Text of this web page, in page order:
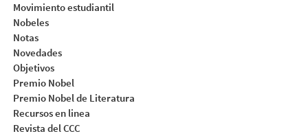
Movimiento estudiantil
Nobeles
Notas
Novedades
Objetivos
Premio Nobel
Premio Nobel de Literatura
Recursos en linea
Revista del CCC